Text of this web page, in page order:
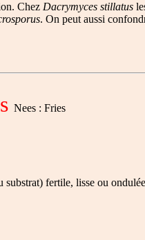
Chez Dacrymyces stillatus
. On peut aussi
Nees : Fries
fertile, lisse ou